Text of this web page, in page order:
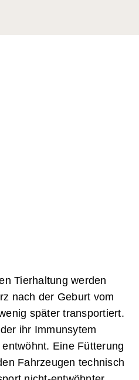
Tierhaltung werden
nach der Geburt vom
später transportiert.
ihr Immunsytem
Eine Fütterung
Fahrzeugen technisch